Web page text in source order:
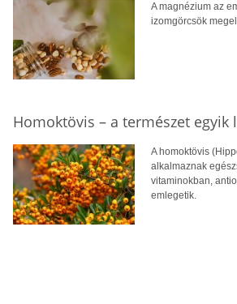
A magnézium az
izomgörcsök
Homoktövis – a természet
A homoktövis
alkalmaznak
vitaminokban,
emlegetik.